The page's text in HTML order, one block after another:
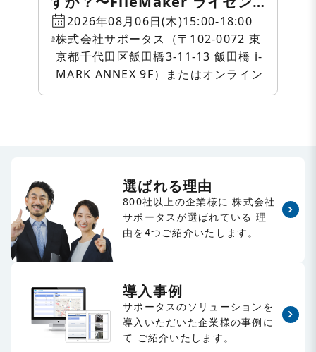
ス・クラウド相談会〜
2026年08月06日(木)15:00-18:00
株式会社サポータス（〒102-0072 東
京都千代田区飯田橋3-11-13 飯田橋 i-
MARK ANNEX 9F）またはオンライン
選ばれる理由
800社以上の企業様に 株式会社
サポータスが選ばれている 理
由を4つご紹介いたします。
導入事例
サポータスのソリューションを
導入いただいた企業様の事例に
て ご紹介いたします。